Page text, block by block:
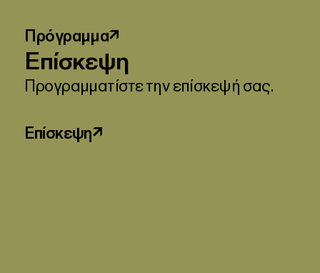
Πρόγραμμα↗
Επίσκεψη
Προγραμματίστε την επίσκεψή σας.
Επίσκεψη↗